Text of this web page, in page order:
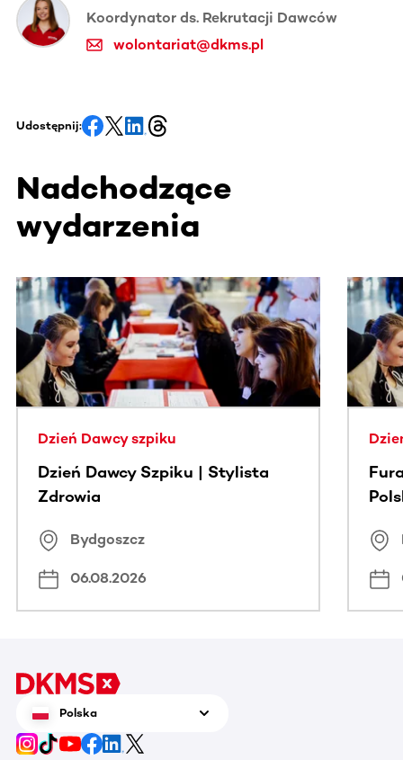
Koordynator ds. Rekrutacji Dawców
wolontariat@dkms.pl
Udostępnij:
Nadchodzące
wydarzenia
Ta sekcja zawiera treści przewijane w poziomie. Użyj
Dzień Dawcy szpiku
Dzień Dawcy Szpiku | Stylista
Zdrowia
Bydgoszcz
06.08.2026
Polska